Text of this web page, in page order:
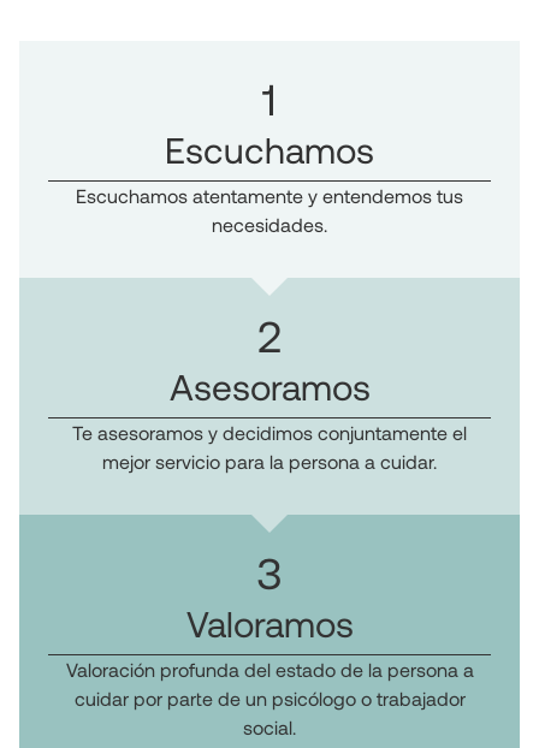
1
Escuchamos
Escuchamos atentamente y entendemos tus
necesidades.
2
Asesoramos
Te asesoramos y decidimos conjuntamente el
mejor servicio para la persona a cuidar.
3
Valoramos
Valoración profunda del estado de la persona a
cuidar por parte de un psicólogo o trabajador
social.